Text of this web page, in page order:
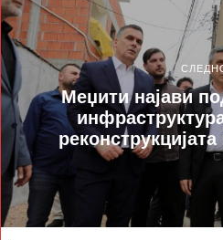
Меџити најави